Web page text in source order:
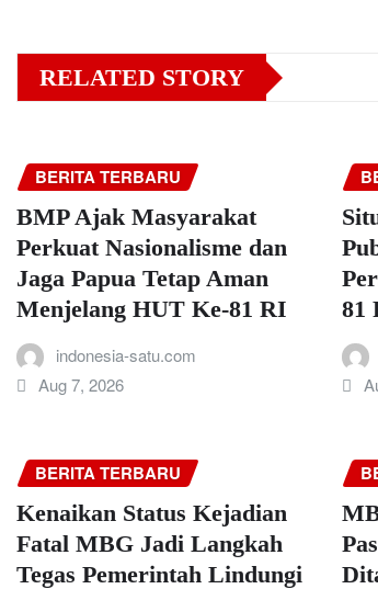
RELATED STORY
BERITA TERBARU
BMP Ajak Masyarakat
Perkuat Nasionalisme dan
Jaga Papua Tetap Aman
Menjelang HUT Ke-81 RI
indonesia-satu.com
Aug 7, 2026
81
BERITA TERBARU
Kenaikan Status Kejadian
Fatal MBG Jadi Langkah
Tegas Pemerintah Lindungi